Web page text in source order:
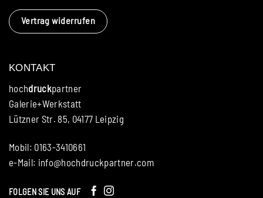
KONTAKT
hochdruckpartner
Galerie+Werkstatt
Lützner Str. 85, 04177 Leipzig
Mobil: 0163-3410661
e-Mail: info@hochdruckpartner.com
FOLGEN SIE UNS AUF
Vertrag widerrufen